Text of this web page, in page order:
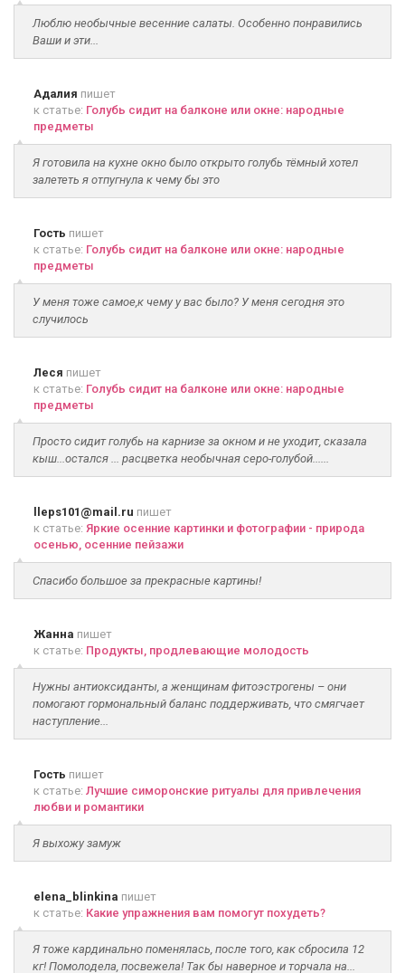
Люблю необычные весенние салаты. Особенно понравились
Ваши и эти...
Адалия пишет
к статье: Голубь сидит на балконе или окне: народные
предметы
Я готовила на кухне окно было открыто голубь тёмный хотел
залететь я отпугнула к чему бы это
Гость пишет
к статье: Голубь сидит на балконе или окне: народные
предметы
У меня тоже самое,к чему у вас было? У меня сегодня это
случилось
Леся пишет
к статье: Голубь сидит на балконе или окне: народные
предметы
Просто сидит голубь на карнизе за окном и не уходит, сказала
кыш...остался ... расцветка необычная серо-голубой......
lleps101@mail.ru пишет
к статье: Яркие осенние картинки и фотографии - природа
осенью, осенние пейзажи
Спасибо большое за прекрасные картины!
Жанна пишет
к статье: Продукты, продлевающие молодость
Нужны антиоксиданты, а женщинам фитоэстрогены – они
помогают гормональный баланс поддерживать, что смягчает
наступление...
Гость пишет
к статье: Лучшие симоронские ритуалы для привлечения
любви и романтики
Я выхожу замуж
elena_blinkina пишет
к статье: Какие упражнения вам помогут похудеть?
Я тоже кардинально поменялась, после того, как сбросила 12
кг! Помолодела, посвежела! Так бы наверное и торчала на...